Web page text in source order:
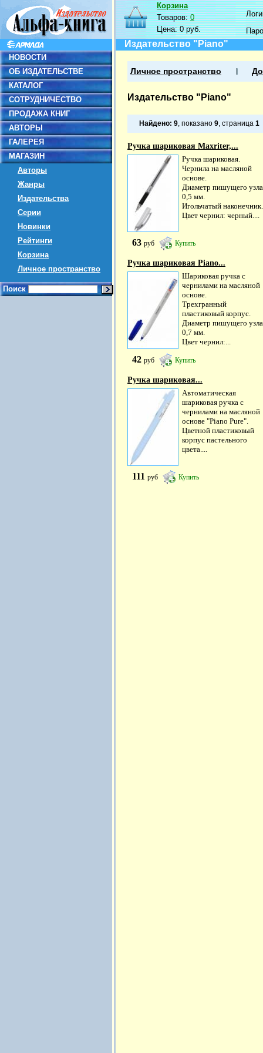
НОВОСТИ
ОБ ИЗДАТЕЛЬСТВЕ
КАТАЛОГ
СОТРУДНИЧЕСТВО
ПРОДАЖА КНИГ
АВТОРЫ
ГАЛЕРЕЯ
МАГАЗИН
Авторы
Жанры
Издательства
Серии
Новинки
Рейтинги
Корзина
Личное пространство
Поиск
Корзина
Товаров:0
Цена:0 руб.
Издательство "Piano"
Личное пространство
Издательство "Piano"
Найдено: 9, показано 9, страница 1
Ручка шариковая Maxriter,...
Ручка шариковая.
Чернила на масляной
основе.
Диаметр пишущего
0,5 мм.
Игольчатый наконечник.
Цвет чернил: черный....
63 руб Купить
Ручка шариковая Piano...
Шариковая ручка с
чернилами на масляной
основе.
Трехгранный
пластиковый корпус.
Диаметр пишущего
0,7 мм.
Цвет чернил:...
42 руб Купить
Ручка шариковая...
Автоматическая
шариковая ручка с
чернилами на масляной
основе "Piano Pure".
Цветной пластиковый
корпус пастельного
цвета....
111 руб Купить